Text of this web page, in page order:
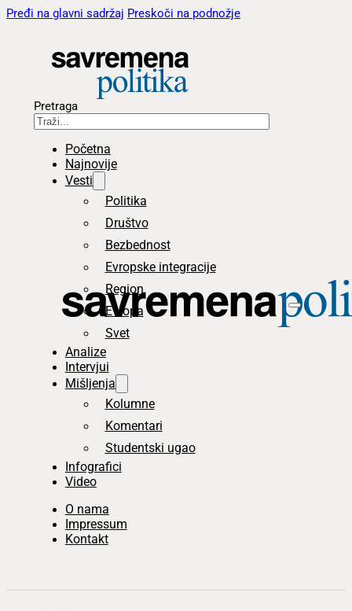
Pređi na glavni sadržaj Preskoči na podnožje
Pretraga
Početna
Najnovije
Vesti
Politika
Društvo
Bezbednost
Evropske integracije
Region
Evropa
Svet
Analize
Intervjui
Mišljenja
Kolumne
Komentari
Studentski ugao
Infografici
Video
O nama
Impressum
Kontakt